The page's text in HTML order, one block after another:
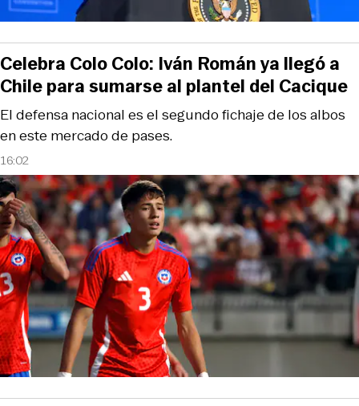
16:02
El defensa nacional es el segundo fichaje de los albos
en este mercado de pases.
Celebra Colo Colo: Iván Román ya llegó a
Chile para sumarse al plantel del Cacique